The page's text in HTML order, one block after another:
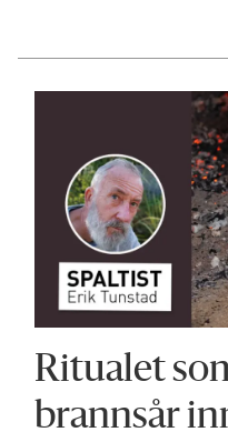
Ritualet
brannsår